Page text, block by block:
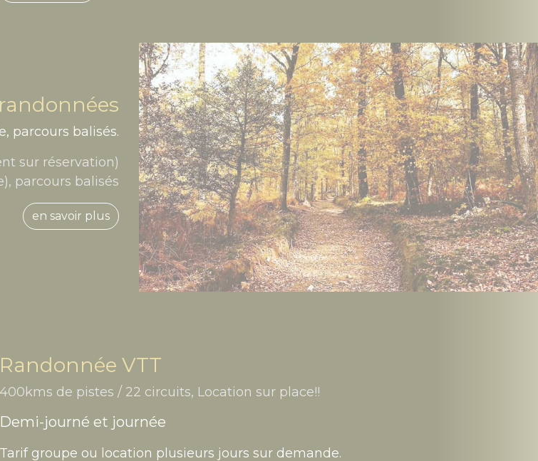
parcours balisés.
sur réservation)
parcours balisés
en savoir plus
Randonnée VTT
400kms de pistes / 22 circuits, Location sur place!!
Demi-journé et journée
Tarif groupe ou location plusieurs jours sur demande.